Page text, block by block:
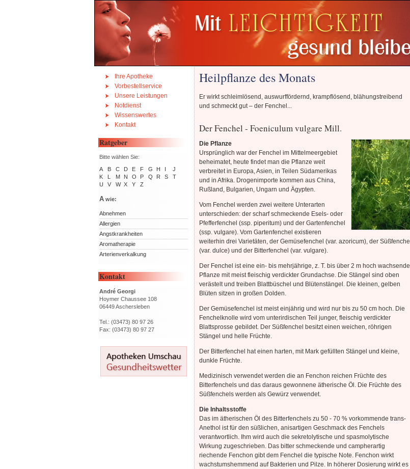
Ihre Apotheke
Vorbestellservice
Unsere Leistungen
Notdienst
Wissenswertes
Kontakt
Ratgeber
Bitte wählen Sie:
A
B C D E F G H I
J
K
L M N O P Q R S
T
U
V W X Y Z
Awie:
Abnehmen
Allergien
Angstkrankheiten
Aromatherapie
Arterienverkalkung
Kontakt
André Georgi
Hoymer Chaussee 108
06449 Aschersleben
Tel.: (03473) 80 97 26
Fax: (03473) 80 97 27
Heilpflanze des Monats
Er wirkt schleimlösend, auswurffördernd, krampflösend, blähungstreibend
und schmeckt gut – der Fenchel...
Der Fenchel - Foeniculum vulgare Mill.
Die Pflanze
Ursprünglich war der Fenchel im Mittelmeergebiet
beheimatet, heute findet man die Pflanze weit
verbreitet in Europa, Asien, in Teilen Südamerikas
und in Afrika. Drogenimporte kommen aus China,
Rußland, Bulgarien, Ungarn und Ägypten.
Vom Fenchel werden zwei weitere Unterarten
unterschieden: der scharf schmeckende Esels- oder
Pfefferfenchel (ssp. piperitum) und der Gartenfenchel
(ssp. vulgare). Vom Gartenfenchel existieren
weiterhin drei Varietäten, der Gemüsefenchel (var. azoricum), der Süßfenchel
(var. dulce) und der Bitterfenchel (var. vulgare).
Der Fenchel ist eine ein- bis mehrjährige, z. T. bis über 2 m hoch wachsende
Pflanze mit meist fleischig verdickter Grundachse. Die Stängel sind oben
verästelt und treiben Blattbüschel und Blütenstängel. Die kleinen, gelben
Blüten sitzen in großen Dolden.
Der Gemüsefenchel ist meist einjährig und wird nur bis zu 50 cm hoch. Die
Fenchelknolle wird vom unterirdischen Teil junger, fleischig verdickter
Blattsprosse gebildet. Der Süßfenchel besitzt einen weichen, röhrigen
Stängel und helle Früchte.
Der Bitterfenchel hat einen harten, mit Mark gefüllten Stängel und kleine,
dunkle Früchte.
Medizinisch verwendet werden die an Fenchon reichen Früchte des
Bitterfenchels und das daraus gewonnene ätherische Öl. Die Früchte des
Süßfenchels werden als Gewürz verwendet.
Die Inhaltsstoffe
Das im ätherischen Öl des Bitterfenchels zu 50 - 70 % vorkommende trans-
Anethol ist für den süßlichen, anisartigen Geschmack des Fenchels
verantwortlich. Ihm wird auch die sekretolytische und spasmolytische
Wirkung zugeschrieben. Das bitter schmeckende und campherartig
riechende Fenchon gibt dem Fenchel die typische Note. Fenchon wirkt
wachstumshemmend auf Bakterien und Pilze. In höherer Dosierung wirkt es